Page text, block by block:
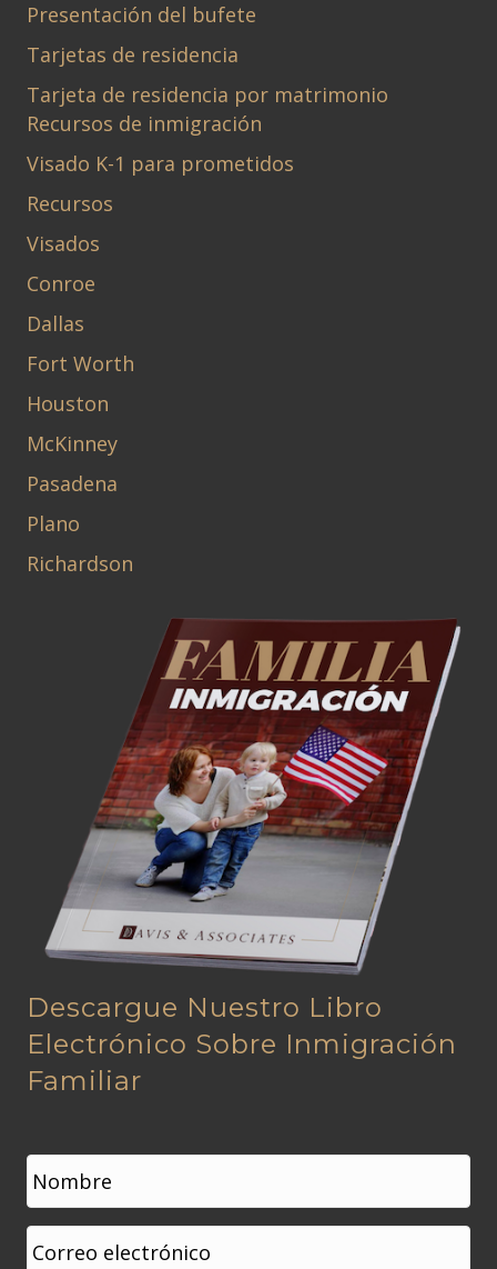
Presentación del bufete
Tarjetas de residencia
Tarjeta de residencia por matrimonio
Recursos de inmigración
Visado K-1 para prometidos
Recursos
Visados
Conroe
Dallas
Fort Worth
Houston
McKinney
Pasadena
Plano
Richardson
Descargue Nuestro Libro
Electrónico Sobre Inmigración
Familiar
N
o
m
b
r
Nombre
C
o